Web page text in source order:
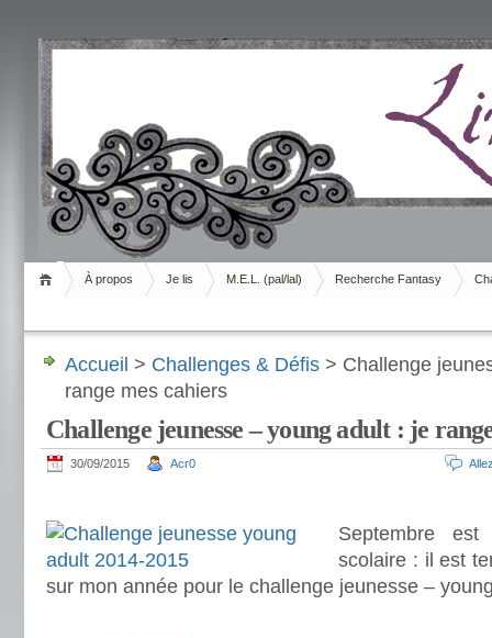
Livrement
À propos Je lis M.E.L. (pal/lal) Recherche Fantasy
Accueil > Challenges & Défis > Challenge
range mes cahiers
Challenge jeunesse – young adult : je
30/09/2015 Acr0
Septembre
scolaire : il est
sur mon année pour le challenge jeunesse –